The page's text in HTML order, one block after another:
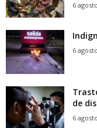
6
6
de
6